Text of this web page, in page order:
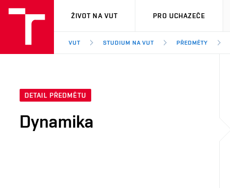
VUT
ŽIVOT NA VUT PRO UCHAZEČE
VUT STUDIUM NA VUT PŘEDMĚTY
DETAIL PŘEDMĚTU
Dynamika